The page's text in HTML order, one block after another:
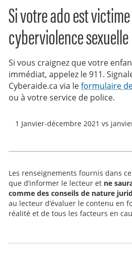
Si votre ado est
cyberviolence
Si vous craignez que votre
immédiat, appelez le 911.
Cyberaide.ca via leformulaire
ou à votre service de police.
1 Janvier-décembre 2021 vs
Les renseignements fournis dans
que d’informer le lecteur et ne
comme des conseils de nature
au lecteur d’évaluer le contenu en
réalité et de tous les facteurs en